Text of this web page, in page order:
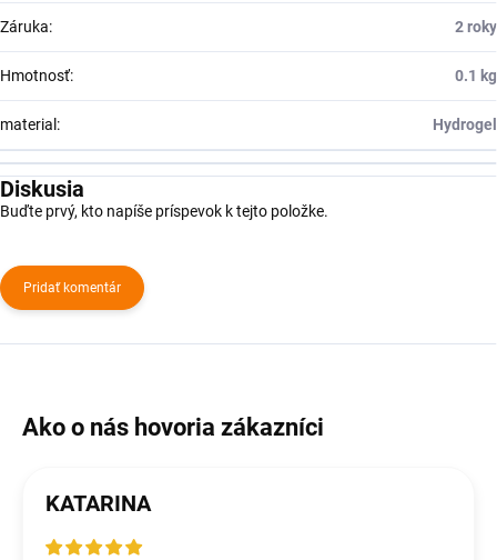
Záruka: 2 roky
Hmotnosť: 0.1 kg
material : Hydrogel
Diskusia
Buďte prvý, kto napíše príspevok k tejto položke.
Pridať komentár
KATARINA